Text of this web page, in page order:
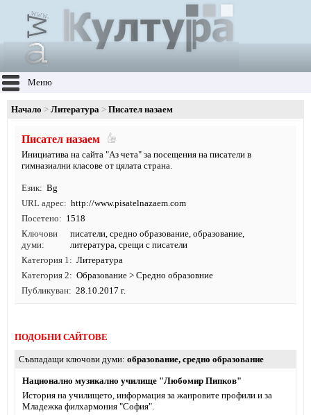
Меню
Начало Литература Писател назаем
Писател назаем
Инициатива на сайта "Аз чета" за посещения на писатели в
гимназиални класове от цялата страна.
Език
Bg
URL адрес
http://www.pisatelnazaem.com
Посетено
1518
Ключови
думи
писатели,средно образование,образование,
литература, срещи с писатели
Категория 1
Литература
Категория 2
Образование > Средно образовние
Публикуван
28.10.2017 г.
ПОДОБНИ САЙТОВЕ
Съвпадащи ключови думи образование, средно образование
Национално музикално училище "Любомир Пипков"
История на училището, информация за жанровите профили и за
Младежка филхармония "София".